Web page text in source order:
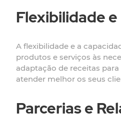
Flexibilidade
A flexibilidade e a
produtos e serviços às
adaptação de receitas
atender melhor os seus
Parcerias e